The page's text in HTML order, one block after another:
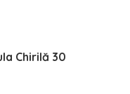
Chirilă 30